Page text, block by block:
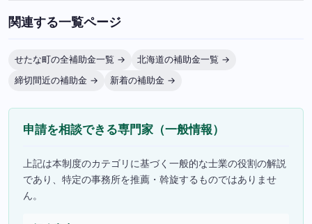
関連する一覧ページ
せたな町の全補助金一覧 →
北海道の補助金一覧 →
締切間近の補助金 →
新着の補助金 →
申請を相談できる専門家（一般情報）
上記は本制度のカテゴリに基づく一般的な士業の役割の解説
であり、特定の事務所を推薦・斡旋するものではありませ
ん。